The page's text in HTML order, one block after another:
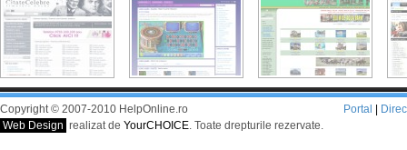
Copyright © 2007-2010 HelpOnline.ro
Web Design realizat de YourCHOICE. Toate drepturile rezervate.
Portal